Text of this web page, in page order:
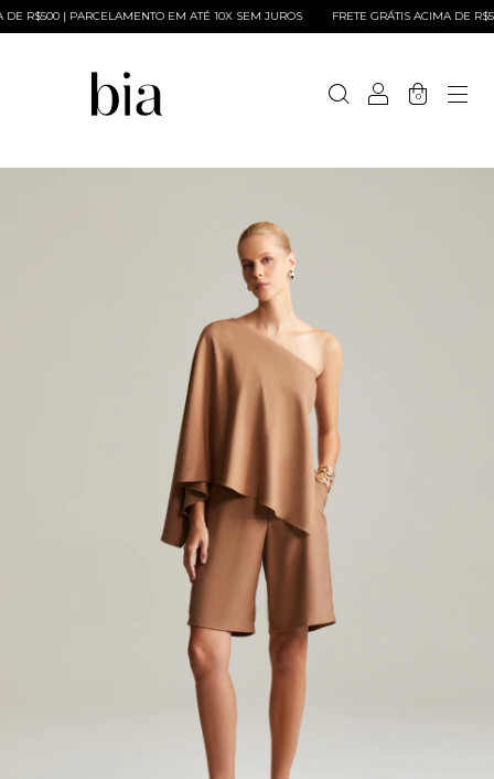
R$500 | PARCELAMENTO EM ATÉ 10X SEM JUROS FRETE GRÁTIS ACIMA DE
0